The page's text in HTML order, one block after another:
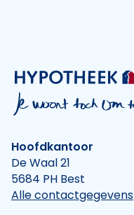
Hoofdkantoor
De Waal 21
5684 PH Best
Alle contactgegevens